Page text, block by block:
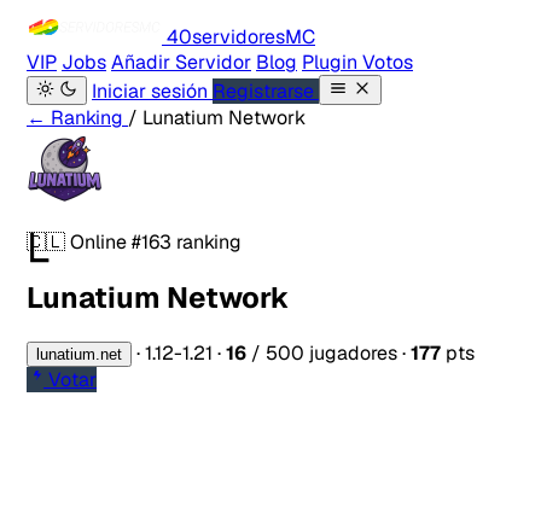
40servidoresMC
VIP JobsAñadir Servidor Blog Plugin Votos
Iniciar sesión Registrarse
← Ranking / Lunatium Network
L
🇨🇱Online#163 ranking
Lunatium Network
lunatium.net ·1.12-1.21 ·16 / 500 jugadores·177 pts
Votar